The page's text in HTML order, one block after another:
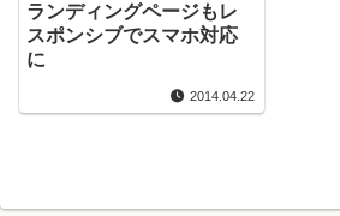
ランディングページもレ
スポンシブでスマホ対応
に
2014.04.22